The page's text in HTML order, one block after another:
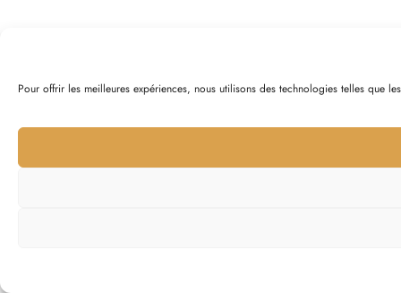
Pour offrir les meilleures expériences, nous utilisons des technologies telles que